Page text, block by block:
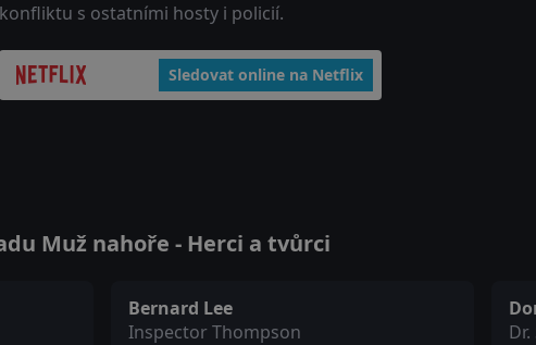
konfliktu s ostatními hosty i policií.
Sledovat online na Netflix
Muž nahoře - Herci a tvůrci
Bernard Lee
Inspector Thompson